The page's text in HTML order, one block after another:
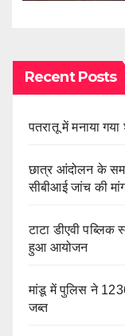
Recent Posts
पतरातू में मनाया
छात्र आंदोलन के
सीबीआई जांच की
टाटा डीएवी
हुआ आयोजन
मांडू में पुलिस ने
जब्त